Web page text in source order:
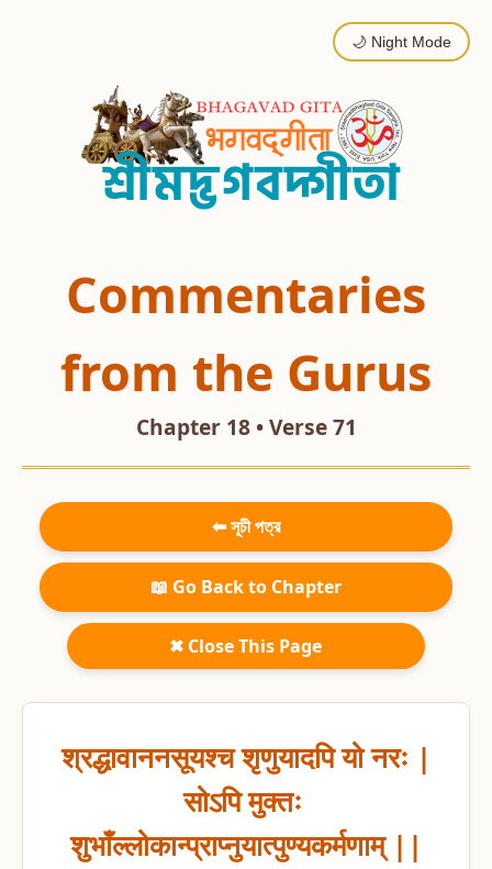
🌙 Night Mode
Commentaries
from the Gurus
Chapter 18 • Verse 71
⬅ সূচী পত্র
📖 Go Back to Chapter
✖ Close This Page
श्रद्धावाननसूयश्च शृणुयादपि यो नरः |
सोऽपि मुक्तः
शुभाँल्लोकान्प्राप्नुयात्पुण्यकर्मणाम् ||